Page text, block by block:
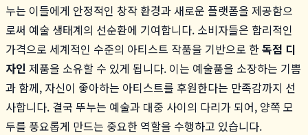
누는 이들에게 안정적인 창작 환경과 새로운 플랫폼을 제공함으
로써 예술 생태계의 선순환에 기여합니다. 소비자들은 합리적인
가격으로 세계적인 수준의 아티스트 작품을 기반으로 한독점 디
자인 제품을 소유할 수 있게 됩니다. 이는 예술품을 소장하는 기쁨
과 함께, 자신이 좋아하는 아티스트를 후원한다는 만족감까지 선
사합니다. 결국 뚜누는 예술과 대중 사이의 다리가 되어, 양쪽 모
두를 풍요롭게 만드는 중요한 역할을 수행하고 있습니다.